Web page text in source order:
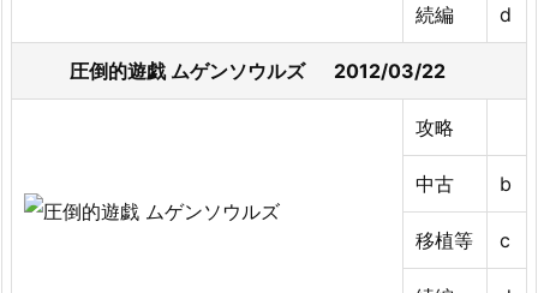
続編 d
圧倒的遊戯 ムゲンソウルズ 2012/03/22
攻略
中古 b
移植等 c